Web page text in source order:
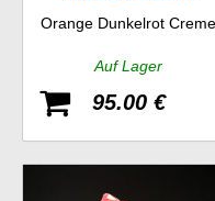
Orange Dunkelrot Creme
Auf Lager
95.00 €